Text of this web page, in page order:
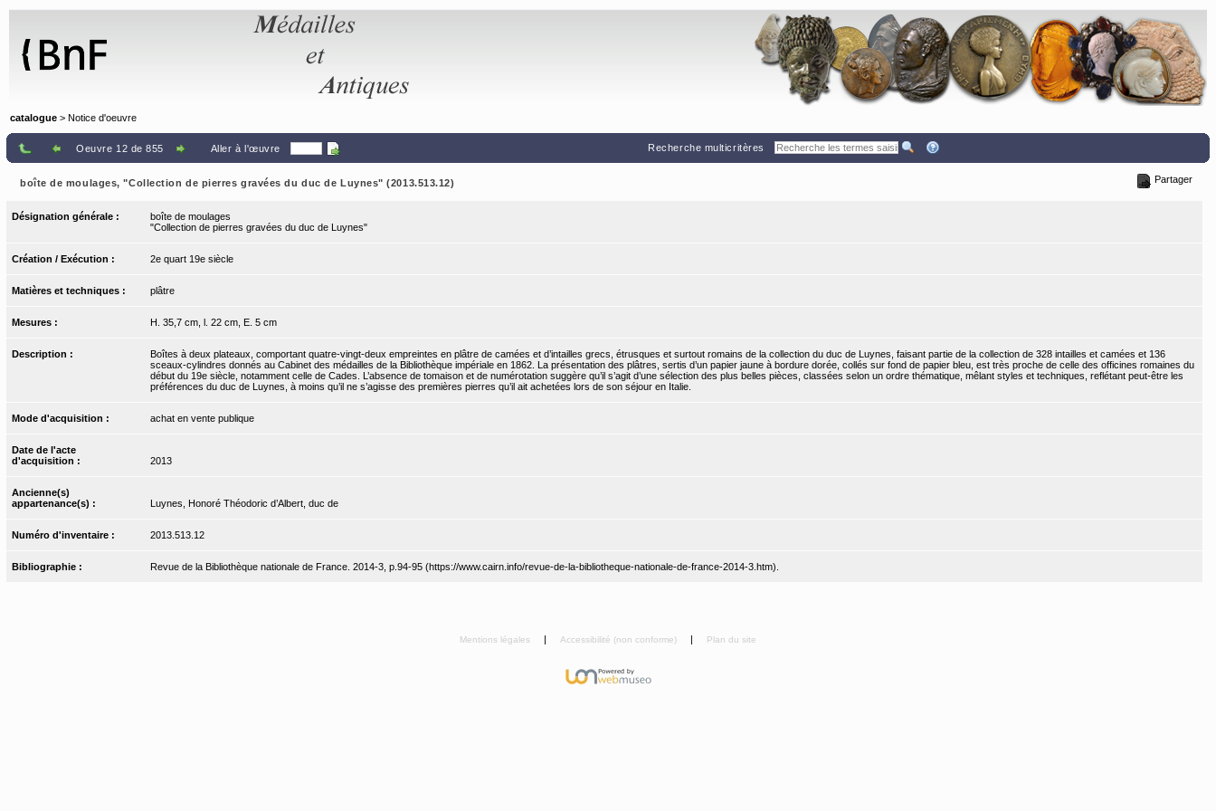
catalogue > Notice d'oeuvre
Oeuvre 12 de 855 Aller à l'œuvre Recherche multicritères
boîte de moulages, "Collection de pierres gravées du duc de Luynes" (2013.513.12) Partager
Désignation générale :
boîte de moulages
"Collection de pierres gravées du duc de Luynes"
Création / Exécution : 2e quart 19e siècle
Matières et techniques : plâtre
Mesures : H. 35,7 cm, l. 22 cm, E. 5 cm
Description :
Boîtes à deux plateaux, comportant quatre-vingt-deux empreintes en plâtre de camées et d’intailles grecs, étrusques et surtout romains de la collection du duc de Luynes, faisant partie de la collection de 328 intailles et camées et 136
sceaux-cylindres donnés au Cabinet des médailles de la Bibliothèque impériale en 1862. La présentation des plâtres, sertis d’un papier jaune à bordure dorée, collés sur fond de papier bleu, est très proche de celle des officines romaines du
début du 19e siècle, notamment celle de Cades. L’absence de tomaison et de numérotation suggère qu’il s’agit d’une sélection des plus belles pièces, classées selon un ordre thématique, mêlant styles et techniques, reflétant peut-être les
préférences du duc de Luynes, à moins qu’il ne s’agisse des premières pierres qu’il ait achetées lors de son séjour en Italie.
Mode d'acquisition : achat en vente publique
Date de l'acte
d'acquisition :
2013
Ancienne(s)
appartenance(s) :
Luynes, Honoré Théodoric d’Albert, duc de
Numéro d'inventaire : 2013.513.12
Bibliographie : Revue de la Bibliothèque nationale de France. 2014-3, p.94-95 (https://www.cairn.info/revue-de-la-bibliotheque-nationale-de-france-2014-3.htm).
Mentions légales Accessibilité (non conforme) Plan du site